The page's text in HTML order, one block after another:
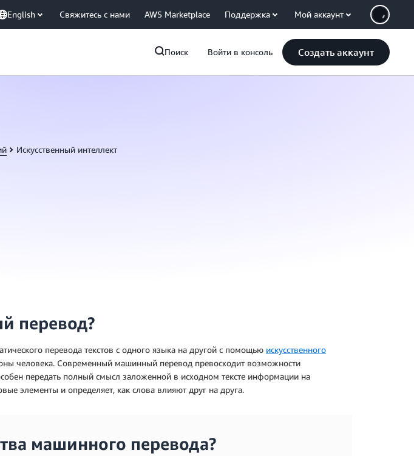
English Свяжитесь с нами AWS Marketplace Поддержка Мой аккаунт
Поиск Войти в консоль Создать аккаунт
Искусственный интеллект
перевод?
перевода текстов с одного языка на другой с помощью искусственного
человека. Современный машинный перевод превосходит возможности
передать полный смысл заложенной в исходном тексте информации на
элементы и определяет, как слова влияют друг на друга.
машинного перевода?